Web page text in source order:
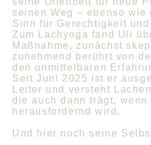
seinen Weg – ebenso wie
Sinn für Gerechtigkeit
Zum Lachyoga fand Uli
Maßnahme, zunächst
zunehmend berührt von
den unmittelbaren
Seit Juni 2025 ist er
Leiter und versteht
die auch dann trägt, wenn
herausfordernd wird.
Und hier noch seine